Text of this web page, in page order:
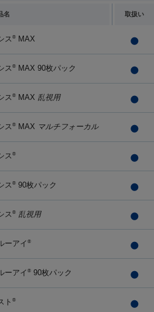
名 取扱い
ス ® MAX
ス ® MAX 90枚パック
ス ® MAX 乱視用
ス ® MAX マルチフォーカル
ス ®
ス ® 90枚パック
ス ® 乱視用
ーアイ ®
ーアイ ® 90枚パック
ト ®